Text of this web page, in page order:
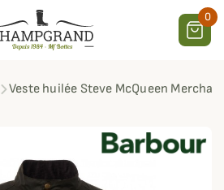
0
Veste huilée Steve McQueen